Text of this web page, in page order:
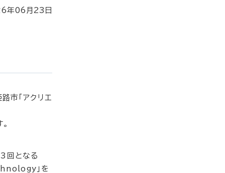
年06月23日
市「アクリエ
回となる
」を